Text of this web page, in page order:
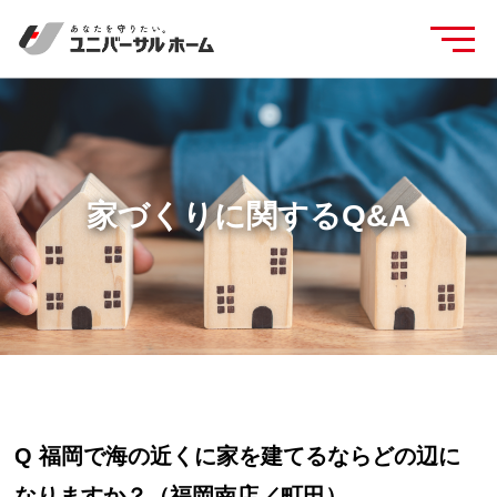
家づくりに関するQ&A
Q 福岡で海の近くに家を建てるならどの辺に